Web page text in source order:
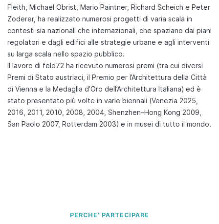
Fleith, Michael Obrist, Mario Paintner, Richard Scheich e Peter
Zoderer, ha realizzato numerosi progetti di varia scala in
contesti sia nazionali che internazionali, che spaziano dai piani
regolatori e dagli edifici alle strategie urbane e agli interventi
su larga scala nello spazio pubblico.
Il lavoro di feld72 ha ricevuto numerosi premi (tra cui diversi
Premi di Stato austriaci, il Premio per l’Architettura della Città
di Vienna e la Medaglia d’Oro dell’Architettura Italiana) ed è
stato presentato più volte in varie biennali (Venezia 2025,
2016, 2011, 2010, 2008, 2004, Shenzhen–Hong Kong 2009,
San Paolo 2007, Rotterdam 2003) e in musei di tutto il mondo.
PERCHE' PARTECIPARE